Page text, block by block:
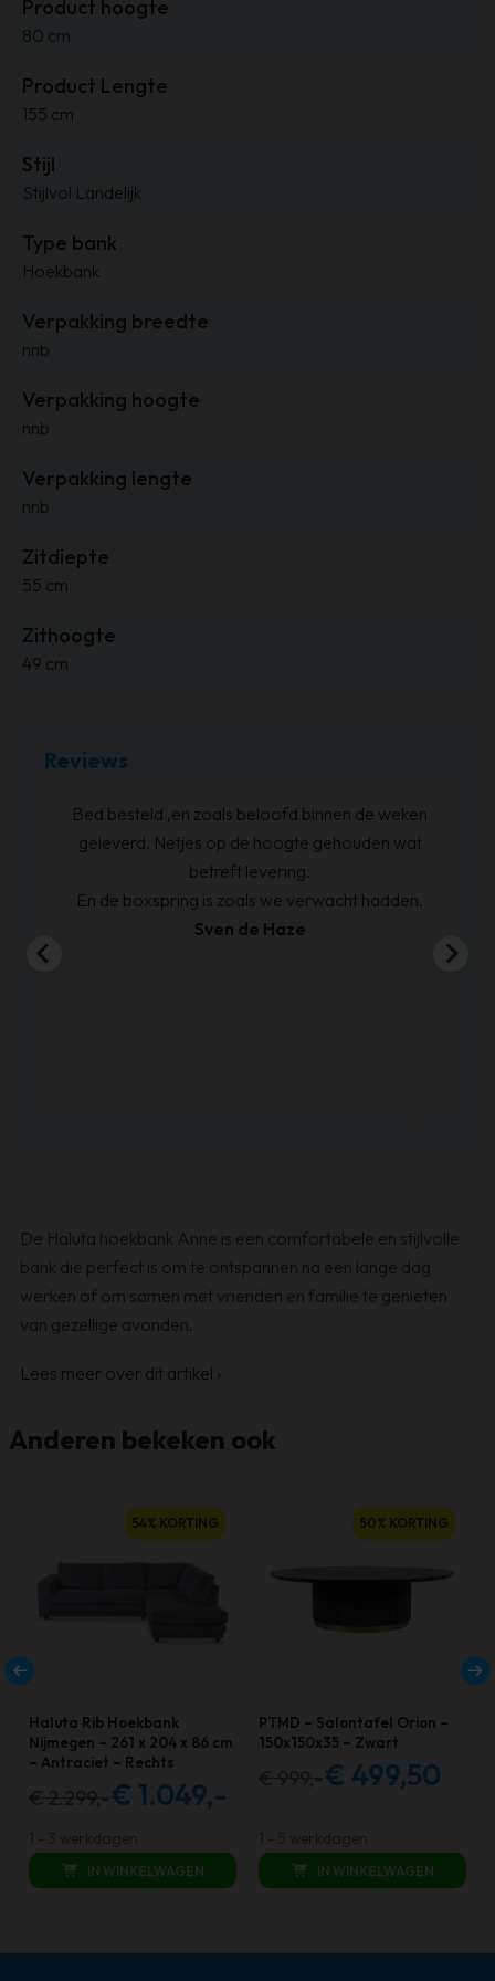
Product hoogte
80 cm
Product Lengte
155 cm
Stijl
Stijlvol Landelijk
Type bank
Hoekbank
Verpakking breedte
nnb
Verpakking hoogte
nnb
Verpakking lengte
nnb
Zitdiepte
55 cm
Zithoogte
49 cm
Reviews
Bed besteld ,en zoals beloofd binnen de weken
geleverd. Netjes op de hoogte gehouden wat
betreft levering.
En de boxspring is zoals we verwacht hadden.
Sven de Haze
De Haluta hoekbank Anne is een comfortabele en stijlvolle
bank die perfect is om te ontspannen na een lange dag
werken of om samen met vrienden en familie te genieten
van gezellige avonden.
Lees meer over dit artikel ›
Anderen bekeken ook
Haluta Rib Hoekbank
Nijmegen – 261 x 204 x 86 cm
– Antraciet – Rechts
Oorspronkelijke
was:
€ 2.299,00.
€ 1.049,-
is:
€ 1.049,00.
54% KORTING
IN WINKELWAGEN
PTMD – Salontafel Orion –
150x150x35 – Zwart
Oorspronkelijke
€ 499,50
€ 499,50.
50% KORTING
IN WINKELWAGEN